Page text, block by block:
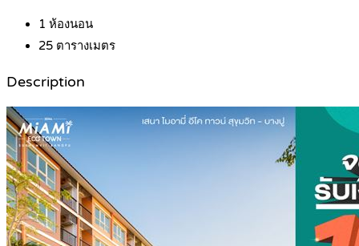
1 ห้องนอน
25 ตารางเมตร
Description